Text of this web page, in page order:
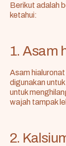
Berikut adalah
ketahui:
1. Asam
Asam
digunakan
untuk
wajah tampak
2.